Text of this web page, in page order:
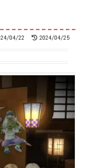
04/22 2024/04/25